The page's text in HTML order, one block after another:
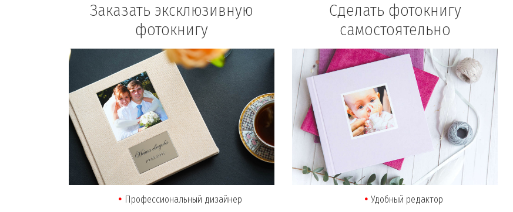
Заказать эксклюзивную
фотокнигу
Профессиональный дизайнер
Сделать фотокнигу
самостоятельно
Удобный редактор